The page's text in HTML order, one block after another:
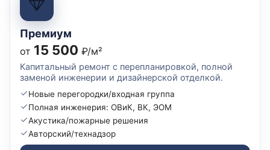
Премиум
от 15 500 ₽/м²
Капитальный ремонт с перепланировкой, полной
заменой инженерии и дизайнерской отделкой.
Новые перегородки/входная группа
Полная инженерия: ОВиК, ВК, ЭОМ
Акустика/пожарные решения
Авторский/технадзор